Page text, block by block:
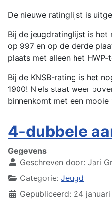
De nieuwe ratinglijst is
Bij de jeugdratinglijst is het
op 997 en op de derde
plaats met alleen het
Bij de KNSB-rating is het
1900! Niels staat weer
binnenkomt met een mooie
4-dubbele
Gegevens
Geschreven door: Jari
Categorie: Jeugd
Gepubliceerd: 24